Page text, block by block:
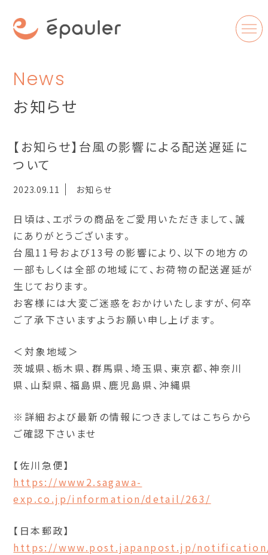
News
お知らせ
【お知らせ】台風の影響による配送遅延に
ついて
2023.09.11 お知らせ
日頃は、エポラの商品をご愛用いただきまして、誠
にありがとうございます。
台風11号および13号の影響により、以下の地方の
一部もしくは全部の地域にて、お荷物の配送遅延が
生じております。
お客様には大変ご迷惑をおかけいたしますが、何卒
ご了承下さいますようお願い申し上げます。
＜対象地域＞
茨城県、栃木県、群馬県、埼玉県、東京都、神奈川
県、山梨県、福島県、鹿児島県、沖縄県
※詳細および最新の情報につきましてはこちらから
ご確認下さいませ
【佐川急便】
https://www2.sagawa-
exp.co.jp/information/detail/263/
【日本郵政】
https://www.post.japanpost.jp/